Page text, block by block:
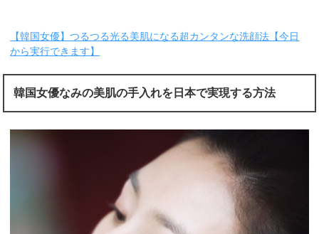
【韓国女優】つるつる光る美肌になる超カンタンな洗顔法【今日
から実行できます】
韓国女優なみの美肌の手入れを日本で実現する方法